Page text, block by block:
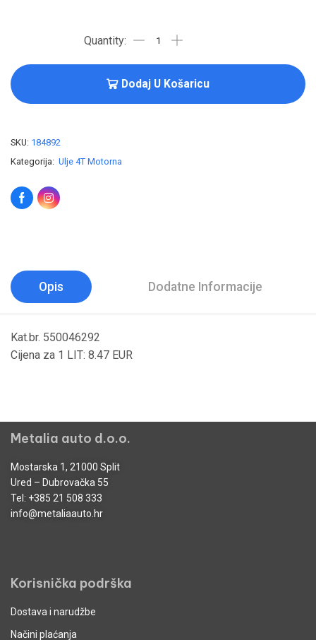
Dodaj U Košaricu
SKU: 184892
Kategorija: Ulje 4T Motorna
Opis Dodatne Informacije
Kat.br. 550046292
Cijena za 1 LIT: 8.47 EUR
Metalia auto d.o.o.
Mostarska 1, 21000 Split
Ured – Dubrovačka 55
Tel: +385 21 508 333
info@metaliaauto.hr
Korisnička podrška
Dostava i narudžbe
Načini plaćanja